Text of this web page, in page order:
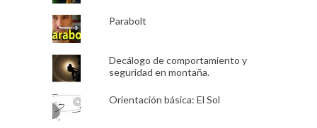
Parabolt
Decálogo de comportamiento y
seguridad en montaña.
Orientación básica: El Sol